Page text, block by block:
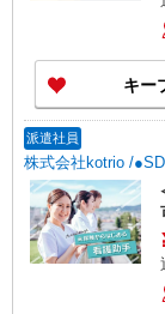
キー
派遣社員
株式会社kotrio /